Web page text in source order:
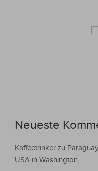
Neueste
Kaffeetrinker zu
USA in Washington